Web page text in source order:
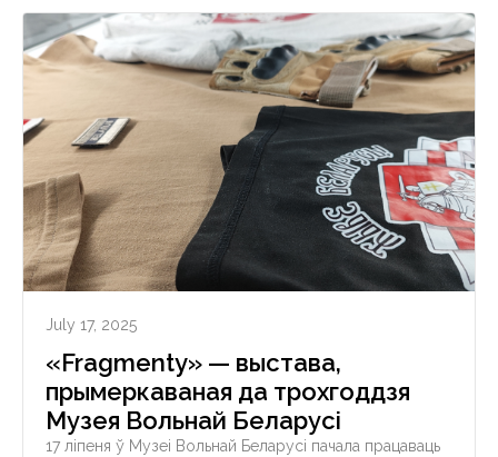
July 17, 2025
«Fragmenty» — выстава,
прымеркаваная да трохгоддзя
Музея Вольнай Беларусі
17 ліпеня ў Музеі Вольнай Беларусі пачала працаваць